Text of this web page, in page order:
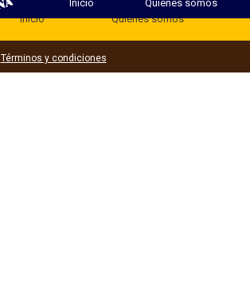
Inicio Quienes somos
Inicio
Quienes somos
Términos y condiciones